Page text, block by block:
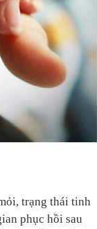
trạng thái tinh
phục hồi sau